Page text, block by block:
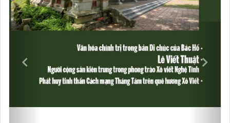
VIDEOS
Previous